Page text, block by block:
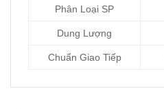
Phân Loại SP
Dung Lượng
Chuẩn Giao Tiếp